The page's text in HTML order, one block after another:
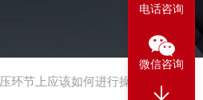
环节上应该如何进行操作？
电话咨询
微信咨询